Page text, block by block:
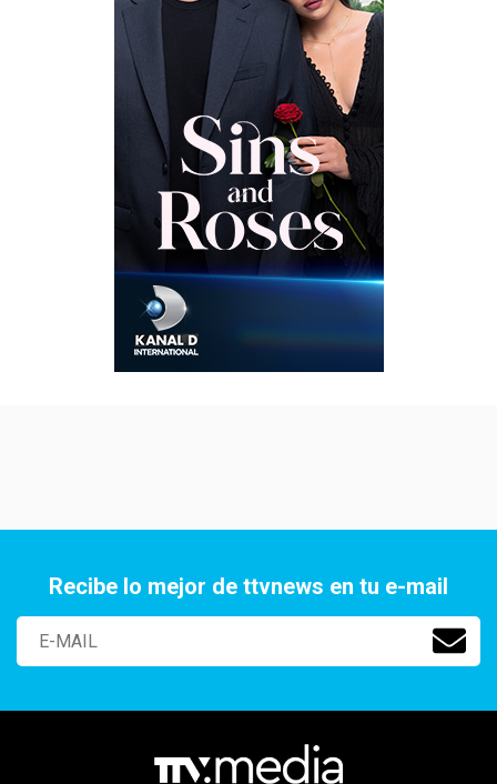
Recibe lo mejor de ttvnews en tu e-mail